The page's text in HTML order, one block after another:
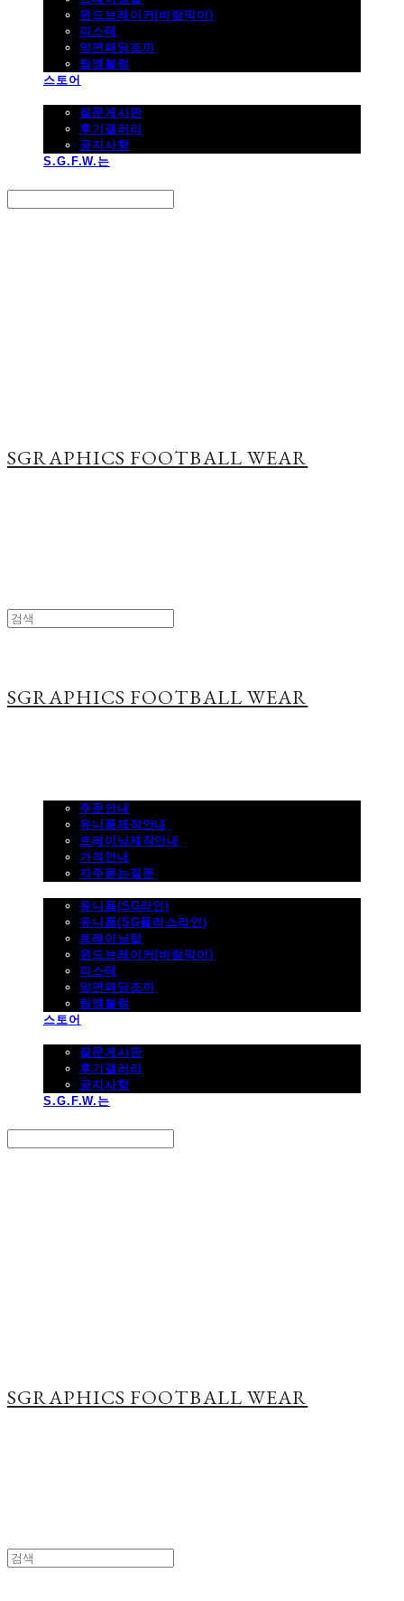
윈드브레이커(바람막이)
피스테
양면패딩조끼
팀엠블럼
스토어
질문게시판
후기갤러리
공지사항
S.G.F.W.는
SGRAPHICS FOOTBALL WEAR
SGRAPHICS FOOTBALL WEAR
주문안내
유니폼제작안내
트레이닝제작안내
가격안내
자주묻는질문
유니폼(SG라인)
유니폼(SG플러스라인)
트레이닝탑
윈드브레이커(바람막이)
피스테
양면패딩조끼
팀엠블럼
스토어
질문게시판
후기갤러리
공지사항
S.G.F.W.는
SGRAPHICS FOOTBALL WEAR